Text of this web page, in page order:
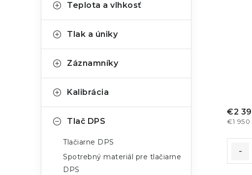
Teplota a vlhkosť
Tlak a úniky
Záznamníky
Kalibrácia
Tlač DPS
Tlačiarne DPS
Spotrebný materiál pre tlačiarne
DPS
€1 950
€2